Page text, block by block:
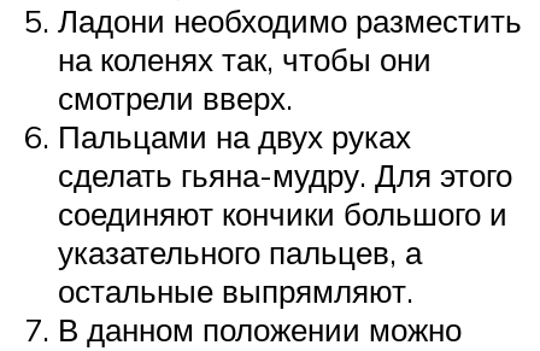
Ладони необходимо разместить
на коленях так, чтобы они
смотрели вверх.
Пальцами на двух руках
сделать гьяна-мудру. Для этого
соединяют кончики большого и
указательного пальцев, а
остальные выпрямляют.
В данном положении можно